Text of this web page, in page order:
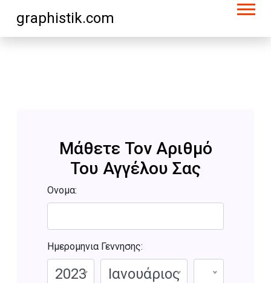
graphistik.com
Μάθετε Τον Αριθμό
Του Αγγέλου Σας
Ονομα:
Ημερομηνια Γεννησης:
2023 Ιανουάριος